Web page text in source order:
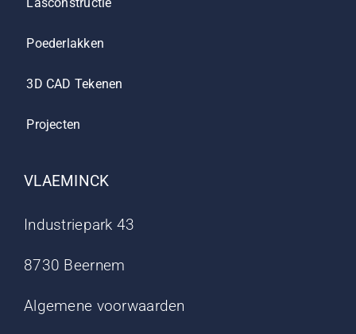
Poederlakken
3D CAD Tekenen
Projecten
VLAEMINCK
Industriepark 43
8730 Beernem
Algemene voorwaarden